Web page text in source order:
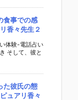
食事での感
香々先生２
体験-電話占い
そして、彼と
た彼氏の態
ュアリ香々